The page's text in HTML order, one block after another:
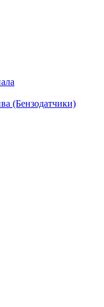
(Бензодатчики)